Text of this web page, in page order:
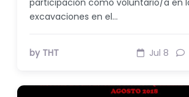
excavaciones en el…
by THT Jul 8